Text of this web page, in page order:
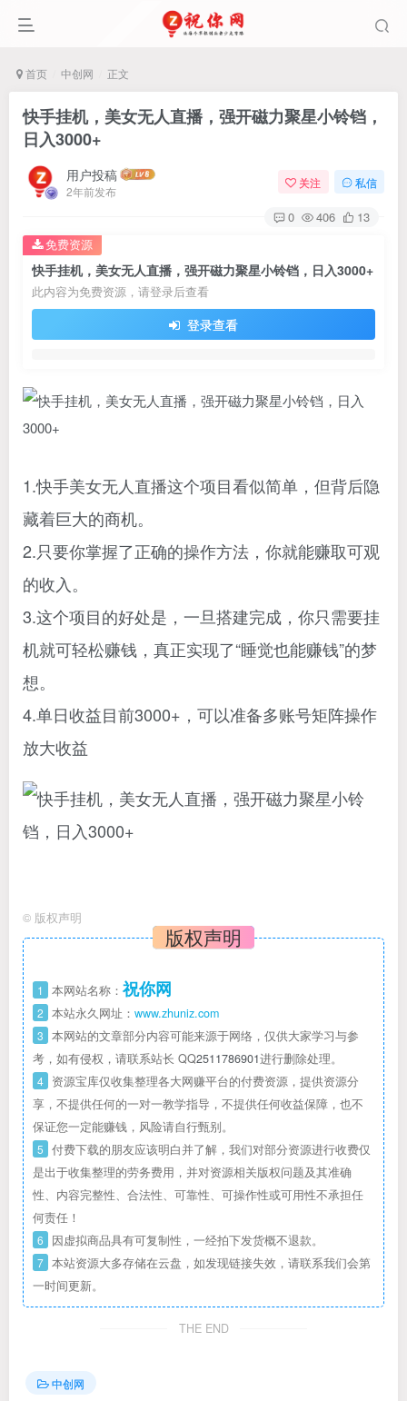
首页 中创网 正文
快手挂机，美女无人直播，强开磁力聚星小铃铛，
日入3000+
用户投稿
2年前发布
关注 私信
0 406 13
快手挂机，美女无人直播，强开磁力聚星小铃铛，日入3000+
此内容为免费资源，请登录后查看
登录查看
免费资源
1.快手美女无人直播这个项目看似简单，但背后隐
藏着巨大的商机。
2.只要你掌握了正确的操作方法，你就能赚取可观
的收入。
3.这个项目的好处是，一旦搭建完成，你只需要挂
机就可轻松赚钱，真正实现了“睡觉也能赚钱”的梦
想。
4.单日收益目前3000+，可以准备多账号矩阵操作
放大收益
© 版权声明
版权声明
1 本网站名称： 祝你网
2 本站永久网址： www.zhuniz.com
3 本网站的文章部分内容可能来源于网络，仅供大家学习与参
考，如有侵权，请联系站长 QQ2511786901进行删除处理。
4 资源宝库仅收集整理各大网赚平台的付费资源，提供资源分
享，不提供任何的一对一教学指导，不提供任何收益保障，也不
保证您一定能赚钱，风险请自行甄别。
5 付费下载的朋友应该明白并了解，我们对部分资源进行收费仅
是出于收集整理的劳务费用，并对资源相关版权问题及其准确
性、内容完整性、合法性、可靠性、可操作性或可用性不承担任
何责任！
6 因虚拟商品具有可复制性，一经拍下发货概不退款。
7 本站资源大多存储在云盘，如发现链接失效，请联系我们会第
一时间更新。
THE END
中创网